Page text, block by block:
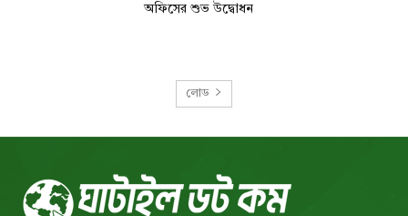
অফিসের শুভ উদ্বোধন
লোড